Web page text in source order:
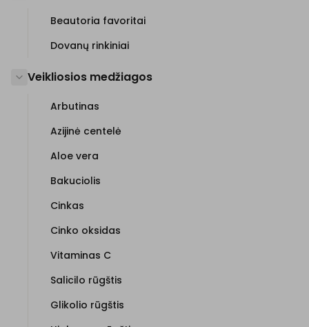
Beautoria favoritai
Dovanų rinkiniai
Veikliosios medžiagos
Arbutinas
Azijinė centelė
Aloe vera
Bakuciolis
Cinkas
Cinko oksidas
Vitaminas C
Salicilo rūgštis
Glikolio rūgštis